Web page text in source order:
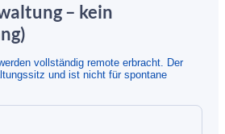
– kein
vollständig remote erbracht. Der
und ist nicht für spontane